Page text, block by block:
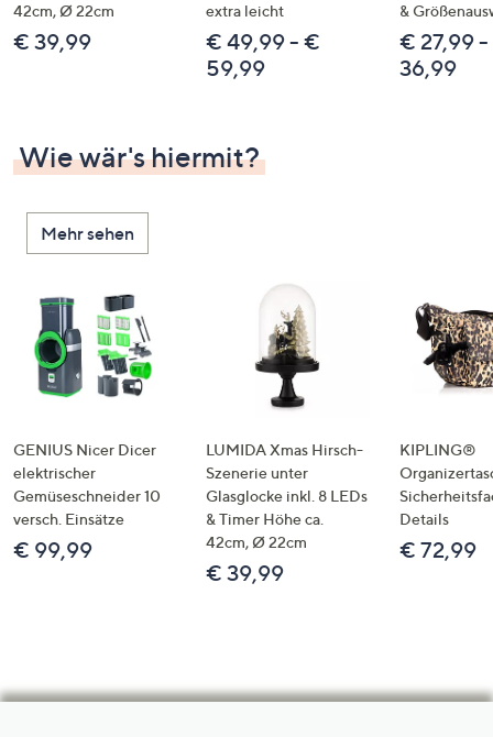
42cm, Ø 22cm
€ 39,99
extra leicht
€ 49,99 - €
59,99
&
€ 27,99
36,99
Wie wär's hiermit?
Mehr sehen
GENIUS Nicer Dicer
elektrischer
Gemüseschneider 10
versch. Einsätze
€ 99,99
LUMIDA Xmas Hirsch-
Szenerie unter
Glasglocke inkl. 8 LEDs
& Timer Höhe ca.
42cm, Ø 22cm
€ 39,99
KIPLING®
Details
€ 72,99